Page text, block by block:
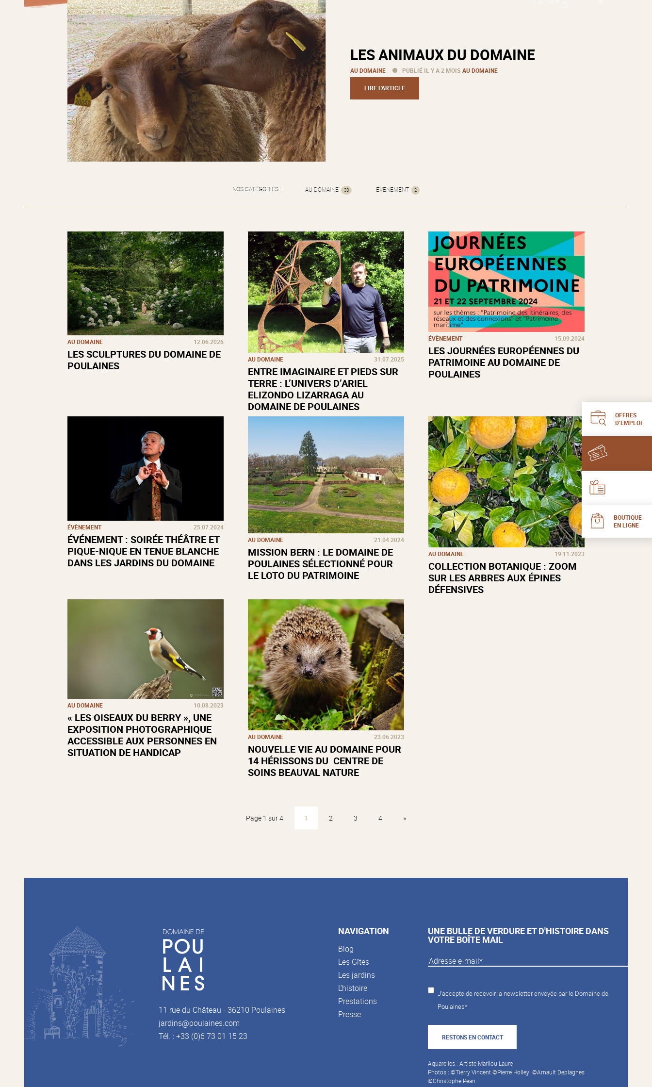
OFFRES
D’EMPLOI
BOUTIQUE
EN LIGNE
LES ANIMAUX DU DOMAINE
AU DOMAINE PUBLIÉ IL Y A 2 MOIS AU DOMAINE
LIRE L'ARTICLE
NOS CATÉGORIES : AU DOMAINE 33 ÉVÈNEMENT 2
AU DOMAINE 12.06.2026
LES SCULPTURES DU DOMAINE DE
POULAINES
AU DOMAINE 31.07.2025
ENTRE IMAGINAIRE ET PIEDS SUR
TERRE : L’UNIVERS D’ARIEL
ELIZONDO LIZARRAGA AU
DOMAINE DE POULAINES
ÉVÈNEMENT 15.09.2024
LES JOURNÉES EUROPÉENNES DU
PATRIMOINE AU DOMAINE DE
POULAINES
ÉVÈNEMENT 25.07.2024
ÉVÉNEMENT : SOIRÉE THÉÂTRE ET
PIQUE-NIQUE EN TENUE BLANCHE
DANS LES JARDINS DU DOMAINE
AU DOMAINE 21.04.2024
MISSION BERN : LE DOMAINE DE
POULAINES SÉLECTIONNÉ POUR
LE LOTO DU PATRIMOINE
AU DOMAINE 19.11.2023
COLLECTION BOTANIQUE : ZOOM
SUR LES ARBRES AUX ÉPINES
DÉFENSIVES
AU DOMAINE 10.08.2023
« LES OISEAUX DU BERRY », UNE
EXPOSITION PHOTOGRAPHIQUE
ACCESSIBLE AUX PERSONNES EN
SITUATION DE HANDICAP
AU DOMAINE 23.06.2023
NOUVELLE VIE AU DOMAINE POUR
14 HÉRISSONS DU CENTRE DE
SOINS BEAUVAL NATURE
Page 1 sur 4 1 2 3 4 »
11 rue du Château - 36210 Poulaines
jardins@poulaines.com
Tél. : +33 (0)6 73 01 15 23
NAVIGATION
Blog
Les Gîtes
Les jardins
L’histoire
Prestations
Presse
UNE BULLE DE VERDURE ET D'HISTOIRE DANS
VOTRE BOÎTE MAIL
J'accepte de recevoir la newsletter envoyée par le Domaine de
Poulaines*
RESTONS EN CONTACT
Aquarelles : Artiste Marilou Laure
Photos : ©Tierry Vincent ©Pierre Holley ©Arnault Deplagnes
©Christophe Pean